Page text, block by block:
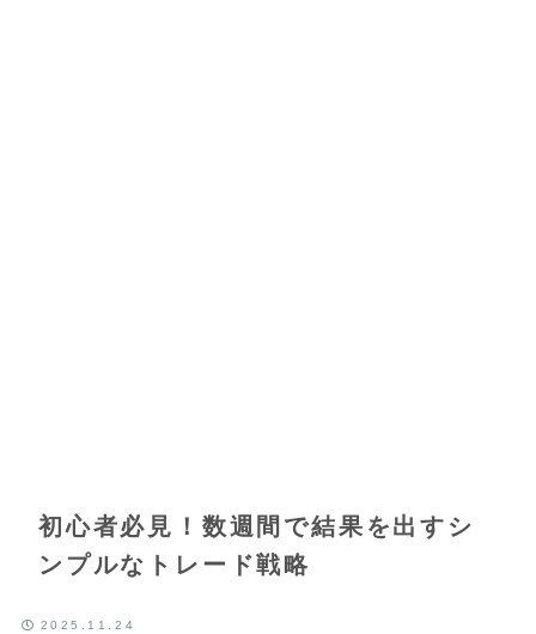
初心者必見！数週間で結果を出すシ
ンプルなトレード戦略
2025.11.24